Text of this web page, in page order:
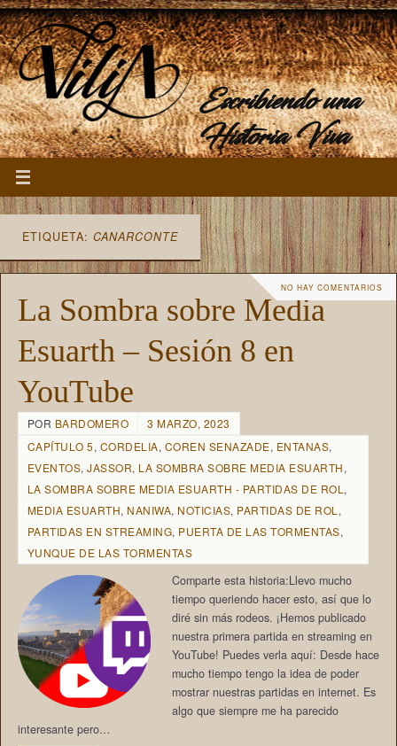
Escribiendo una
Historia Viva
ETIQUETA: CANARCONTE
NO HAY COMENTARIOS
La Sombra sobre Media
Esuarth – Sesión 8 en
YouTube
POR BARDOMERO
3 MARZO, 2023
CAPÍTULO 5, CORDELIA, COREN SENAZADE, ENTANAS,
EVENTOS,JASSOR, LA SOMBRA SOBRE MEDIA ESUARTH,
LA SOMBRA SOBRE MEDIA ESUARTH - PARTIDAS DE ROL,
MEDIA ESUARTH, NANIWA, NOTICIAS, PARTIDAS DE ROL,
PARTIDAS EN STREAMING, PUERTA DE LAS TORMENTAS,
YUNQUE DE LAS TORMENTAS
Comparte esta historia:Llevo mucho
tiempo queriendo hacer esto, así que lo
diré sin más rodeos. ¡Hemos publicado
nuestra primera partida en streaming en
YouTube! Puedes verla aquí: Desde hace
mucho tiempo tengo la idea de poder
mostrar nuestras partidas en internet. Es
algo que siempre me ha parecido
interesante pero…